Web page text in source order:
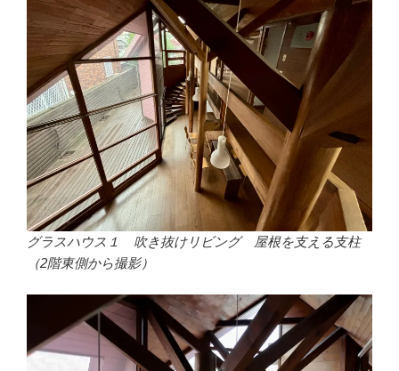
グラスハウス１ 吹き抜けリビング 屋根を支える支柱
（2階東側から撮影）